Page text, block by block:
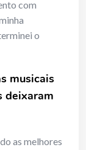
com
o
musicais
deixaram
as melhores